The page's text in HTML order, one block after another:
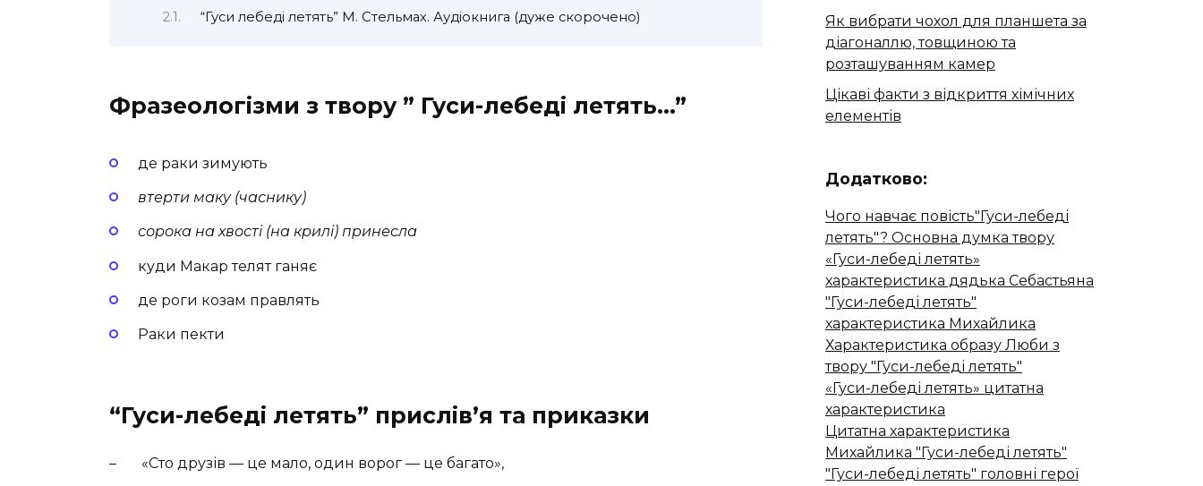
“Гуси лебеді летять” М. Стельмах. Аудіокнига (дуже скорочено)
Фразеологізми з твору ” Гуси-лебеді летять…”
де раки зимують
втерти маку (часнику)
сорока на хвості (на крилі) принесла
куди Макар телят ганяє
де роги козам правлять
Раки пекти
“Гуси-лебеді летять” прислів’я та приказки
– «Сто друзів — це мало, один ворог — це багато»,
Як вибрати чохол для планшета за
діагоналлю, товщиною та
розташуванням камер
Цікаві факти з відкриття хімічних
елементів
Додатково:
Чого навчає повість"Гуси-лебеді
летять"? Основна думка твору
«Гуси-лебеді летять»
характеристика дядька Себастьяна
"Гуси-лебеді летять"
характеристика Михайлика
Характеристика образу Люби з
твору "Гуси-лебеді летять"
«Гуси-лебеді летять» цитатна
характеристика
Цитатна характеристика
Михайлика "Гуси-лебеді летять"
"Гуси-лебеді летять" головні герої